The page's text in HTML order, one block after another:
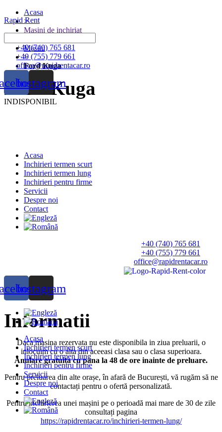
Rapid Rent
+40 (740) 765 681
+40 (755) 779 661
office@rapidrentacar.ro
Instagram
Acasa
Inchirieri termen scurt
Inchirieri termen lung
Inchirieri pentru firme
Servicii
Despre noi
Contact
+40 (740) 765 681
+40 (755) 779 661
office@rapidrentacar.ro
Instagram
Acasa
Inchirieri termen scurt
Inchirieri termen lung
Inchirieri pentru firme
Servicii
Despre noi
Contact
Acasa
>
Masini de inchiriat
Masini
>
Ford Kuga
Ford Kuga
INDISPONIBIL
Informatii
Daca masina rezervata nu este disponibila in ziua preluarii, o
inlocuim cu o alta din aceeasi clasa sau o clasa superioara.
Anulare gratuita cu pana la 48 de ore inainte de preluare.
Pentrupreluarea din alte orașe, în afară de București, vă rugăm să ne
contactați pentru o ofertă personalizată.
Pentru închirierea unei mașini pe o perioadă mai mare de 30 de zile
consultați pagina
https://rapidrentacar.ro/inchirieri-termen-lung/